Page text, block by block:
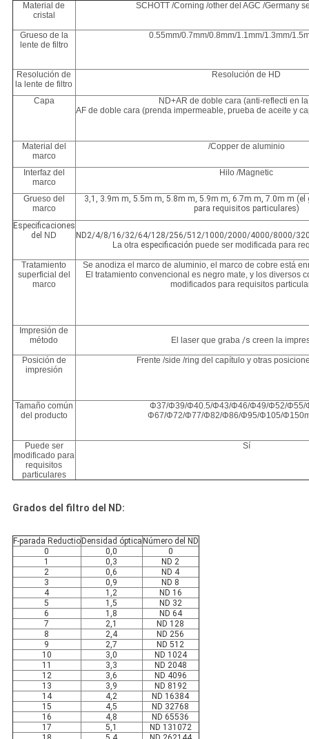
Material de
cristal
SCHOTT /Corning /other del AGC /Germany
Grueso de la
lente de filtro
0.55mm/0.7mm/0.8mm/1.1mm/1.3mm/
Resolución de
la lente de filtro
Resolución de HD
Capa
ND+AR de doble cara (anti-reflecti en
AF de doble cara (prenda impermeable, prueba de aceite y
Material del
marco
/Copper de aluminio
Interfaz del
marco
Hilo /Magnetic
Grueso del
marco
3,1, 3.9m m, 5.5m m, 5.8m m, 5.9m m, 6.7m m, 7.0m m (el
para requisitos particulares)
Especificaciones
del ND
ND2/4/8/16/32/64/128/256/512/1000/2000/4000/8000/
La otraespecificación puede ser modificada para
Tratamiento
superficial del
marco
Se anodiza el marco de aluminio, el marco de cobre está
El tratamiento convencional es negro mate, y los diversos
modificados para requisitos
Impresión de
método
El laser que graba/s creen la
Posición de
impresión
Frente /side /ring del capítulo y otras
Tamaño común
del producto
Φ37/Φ39/Φ40.5/Φ43/Φ46/Φ49/Φ52/Φ55/
Φ67/Φ72/Φ77/Φ82/Φ86/Φ95/Φ105/
Puede ser
modificado para
requisitos
particulares
Sí
Grados del filtro del ND:
F-parada Reductio Densidad óptica Número del ND
0
0,0
0
1
0,3
ND 2
2
0,6
ND 4
3
0,9
ND 8
4
1,2
ND 16
5
1,5
ND 32
6
1,8
ND 64
7
2,1
ND 128
8
2,4
ND 256
9
2,7
ND 512
10
3,0
ND 1024
11
3,3
ND 2048
12
3,6
ND 4096
13
3,9
ND 8192
14
4,2
ND 16384
15
4,5
ND 32768
16
4,8
ND 65536
17
5,1
ND 131072